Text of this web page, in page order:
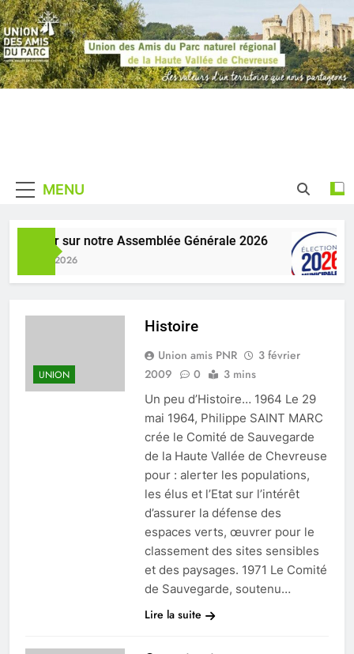
Skip
to
content
Amis du
naturel
régional de
Chevreuse
MENU
Retour sur notre Assemblée Générale 2026
1 Juillet 2026
UNION
Histoire
Union amis PNR
3 février
2009
0 3 mins
Un peu d’Histoire… 1964 Le 29
mai 1964, Philippe SAINT MARC
crée le Comité de Sauvegarde
de la Haute Vallée de Chevreuse
pour : alerter les populations,
les élus et l’Etat sur l’intérêt
d’assurer la défense des
espaces verts, œuvrer pour le
classement des sites sensibles
et des paysages. 1971 Le Comité
de Sauvegarde, soutenu…
Lire la suite